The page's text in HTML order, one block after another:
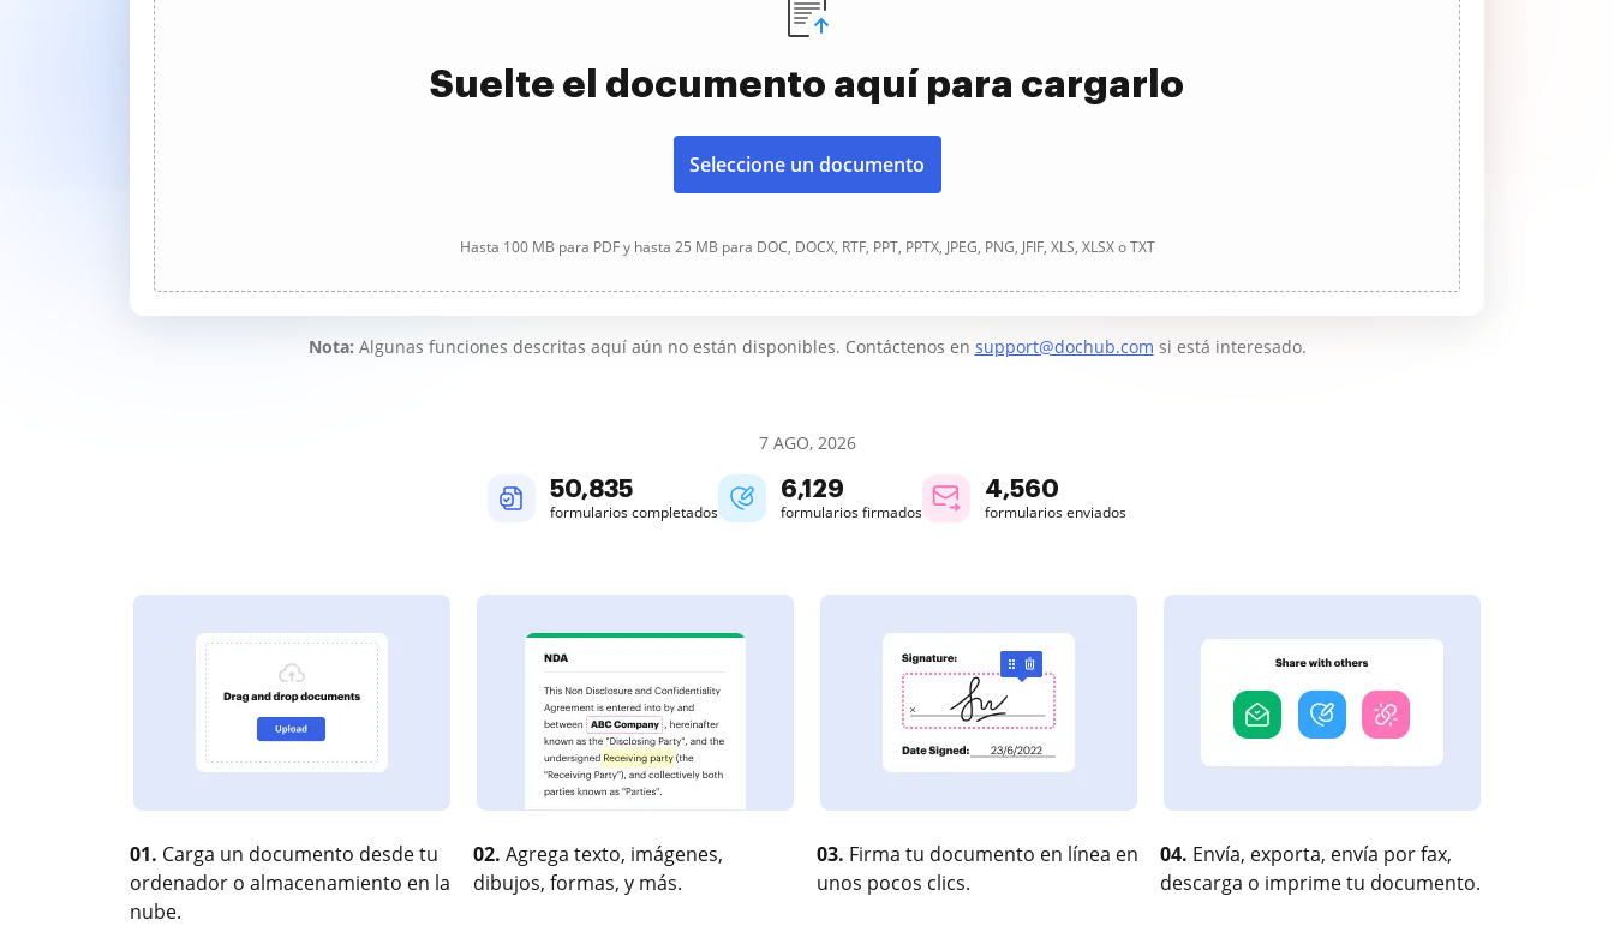
Suelte el documento aquí para cargarlo
Seleccione un documento
Hasta 100 MB para PDF y hasta 25 MB para DOC, DOCX, RTF, PPT, PPTX, JPEG, PNG, JFIF, XLS, XLSX o TXT
Nota: Algunas funciones descritas aquí aún no están disponibles. Contáctenos en support@dochub.com si está interesado.
7 AGO, 2026
50,835
formularios completados
6,129
formularios firmados
4,560
formularios enviados
01. Carga un documento desde tu
ordenador o almacenamiento en la
nube.
02. Agrega texto, imágenes,
dibujos, formas, y más.
03. Firma tu documento en línea en
unos pocos clics.
04. Envía, exporta, envía por fax,
descarga o imprime tu documento.